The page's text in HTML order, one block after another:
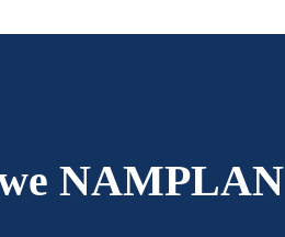
NAMPLAN